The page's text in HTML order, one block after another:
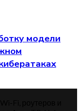
модели